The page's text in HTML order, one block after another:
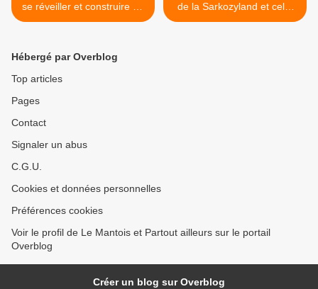
se réveiller et construire un
rempart aux haines. A
de la Sarkozyland et celui
de 2 syndicalistes de la
Hébergé par Overblog
Top articles
Pages
Contact
Signaler un abus
C.G.U.
Cookies et données personnelles
Préférences cookies
Voir le profil de Le Mantois et Partout ailleurs sur le portail
Overblog
Créer un blog sur Overblog